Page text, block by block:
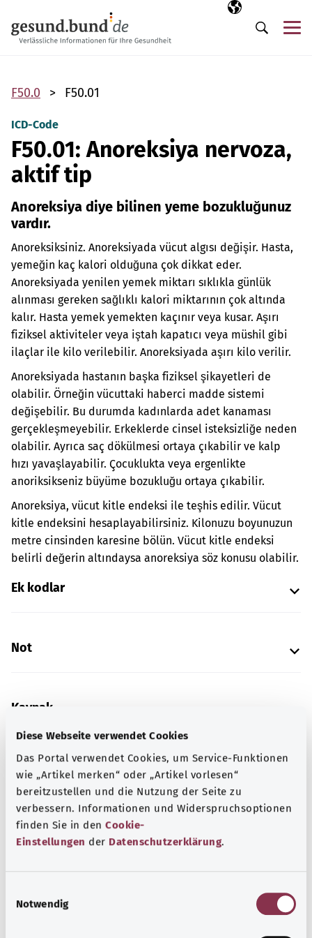
Diese Webseite verwendet Cookies
Das Portal verwendet Cookies, um Service-Funktionen
wie „Artikel merken“ oder „Artikel vorlesen“
bereitzustellen und die Nutzung der Seite zu
verbessern. Informationen und Widerspruchsoptionen
finden Sie in den Cookie-
Einstellungen der Datenschutzerklärung.
Notwendig
Seçili dil
TR
Arama
F50.0 F50.01
ICD-Code
F50.01: Anoreksiya nervoza,
aktif tip
Anoreksiya diye bilinen yeme bozukluğunuz
vardır.
Anoreksiksiniz. Anoreksiyada vücut algısı değişir. Hasta,
yemeğin kaç kalori olduğuna çok dikkat eder.
Anoreksiyada yenilen yemek miktarı sıklıkla günlük
alınması gereken sağlıklı kalori miktarının çok altında
kalır. Hasta yemek yemekten kaçınır veya kusar. Aşırı
fiziksel aktiviteler veya iştah kapatıcı veya müshil gibi
ilaçlar ile kilo verilebilir. Anoreksiyada aşırı kilo verilir.
Anoreksiyada hastanın başka fiziksel şikayetleri de
olabilir. Örneğin vücuttaki haberci madde sistemi
değişebilir. Bu durumda kadınlarda adet kanaması
gerçekleşmeyebilir. Erkeklerde cinsel isteksizliğe neden
olabilir. Ayrıca saç dökülmesi ortaya çıkabilir ve kalp
hızı yavaşlayabilir. Çocuklukta veya ergenlikte
anoriksikseniz büyüme bozukluğu ortaya çıkabilir.
Anoreksiya, vücut kitle endeksi ile teşhis edilir. Vücut
kitle endeksini hesaplayabilirsiniz. Kilonuzu boyunuzun
metre cinsinden karesine bölün. Vücut kitle endeksi
belirli değerin altındaysa anoreksiya söz konusu olabilir.
Ek kodlar
Not
Kaynak
Federal Sağlık Bakanlığı (BMG) adına "Was hab' ich?"
Kapsamlı bilgi
Diğer yazılar